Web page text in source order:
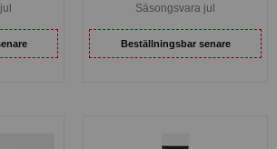
Säsongsvara jul
Beställningsbar senare